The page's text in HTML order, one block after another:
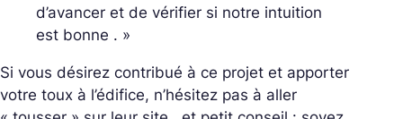
d’avancer et de vérifier si notre intuition
est bonne . »
Si vous désirez contribué à ce projet et apporter
votre toux à l’édifice, n’hésitez pas à aller